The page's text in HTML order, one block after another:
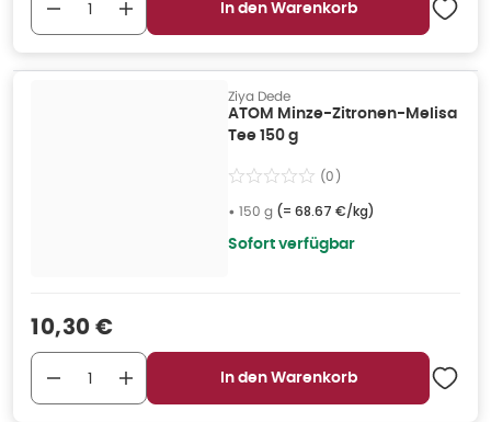
In den Warenkorb
Ziya Dede
ATOM Minze-Zitronen-Melisa
Tee 150 g
(0)
• 150 g (= 68.67 €/kg)
Sofort verfügbar
Verkaufspreis
10,30 €
In den Warenkorb